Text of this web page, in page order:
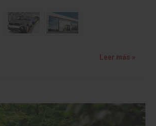
Leer más »